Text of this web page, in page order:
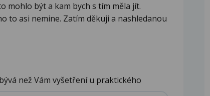
mohlo být a kam bych s tím měla jít.
to asi nemine. Zatím děkuji a nashledanou
než Vám vyšetření u praktického